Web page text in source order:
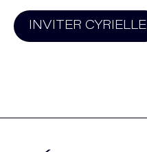
INVITER CYRIELLE